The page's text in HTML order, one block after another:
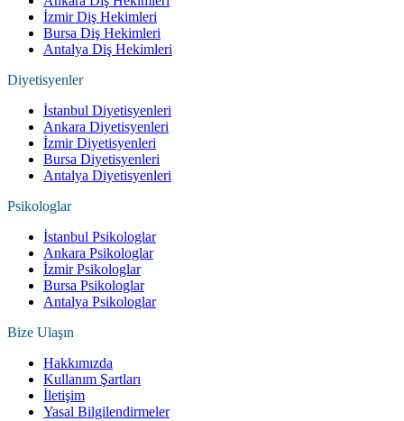
İzmir Diş Hekimleri
Bursa Diş Hekimleri
Antalya Diş Hekimleri
Diyetisyenler
İstanbul Diyetisyenleri
Ankara Diyetisyenleri
İzmir Diyetisyenleri
Bursa Diyetisyenleri
Antalya Diyetisyenleri
Psikologlar
İstanbul Psikologlar
Ankara Psikologlar
İzmir Psikologlar
Bursa Psikologlar
Antalya Psikologlar
Bize Ulaşın
Hakkımızda
Kullanım Şartları
İletişim
Yasal Bilgilendirmeler